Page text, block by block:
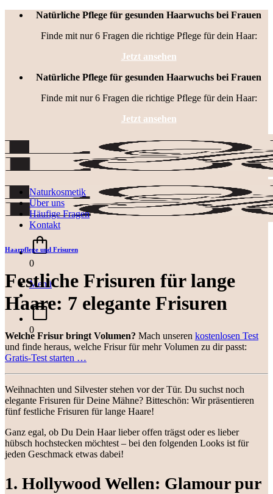
Zum
Natürliche Pflege für gesunden Haarwuchs bei Frauen
Finde mit nur 6 Fragen die richtige Pflege für dein Haar:
Jetzt ansehen
Natürliche Pflege für gesunden Haarwuchs bei Frauen
Finde mit nur 6 Fragen die richtige Pflege für dein Haar:
Jetzt ansehen
0
Menü
0
Naturkosmetik
Über uns
Häufige Fragen
Kontakt
Haarpflege und Frisuren
Festliche Frisuren für lange
Haare: 7 elegante Frisuren
Welche Frisur bringt Volumen? Mach unseren kostenlosen Test
und finde heraus, welche Frisur für mehr Volumen zu dir passt:
Gratis-Test starten …
Weihnachten und Silvester stehen vor der Tür. Du suchst noch
elegante Frisuren für Deine Mähne? Bitteschön: Wir präsentieren
fünf festliche Frisuren für lange Haare!
Ganz egal, ob Du Dein Haar lieber offen trägst oder es lieber
hübsch hochstecken möchtest – bei den folgenden Looks ist für
jeden Geschmack etwas dabei!
1. Hollywood Wellen: Glamour pur